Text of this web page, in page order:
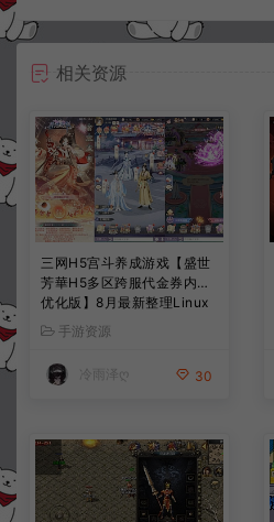
相关资源
三网H5宫斗养成游戏【盛世
芳華H5多区跨服代金券内购
优化版】8月最新整理Linux
手工服务端+CDK授权后台
+全资源安卓+详细搭建教程
+视频教程
手游资源
冷雨泽ღ 30